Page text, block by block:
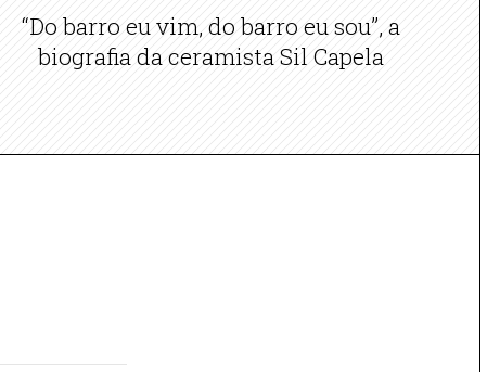
“Do barro eu vim, do barro eu sou”, a
biografia da ceramista Sil Capela